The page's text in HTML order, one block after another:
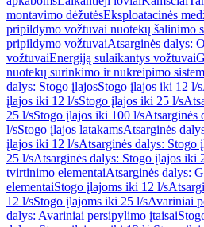
montavimo dėžutėsEksploatacinės
pripildymo vožtuvai nuotekų šalinimo
pripildymo vožtuvaiAtsarginės dalys:
vožtuvaiEnergiją sulaikantys vožtuvai
nuotekų surinkimo ir nukreipimo
dalys: Stogo įlajosStogo įlajos iki 12 l/s
įlajos iki 12 l/sStogo įlajos iki 25 l/s
25 l/sStogo įlajos iki 100 l/sAtsarginės
l/sStogo įlajos latakamsAtsarginės
įlajos iki 12 l/sAtsarginės dalys: Stogo
25 l/sAtsarginės dalys: Stogo įlajos iki
tvirtinimo elementaiAtsarginės dalys:
elementaiStogo įlajoms iki 12 l/s
12 l/sStogo įlajoms iki 25 l/sAvariniai
dalys: Avariniai persipylimo įtaisai